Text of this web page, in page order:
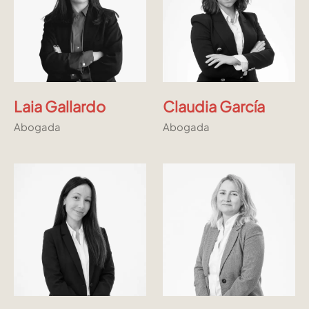
Laia Gallardo
Abogada
Claudia García
Abogada